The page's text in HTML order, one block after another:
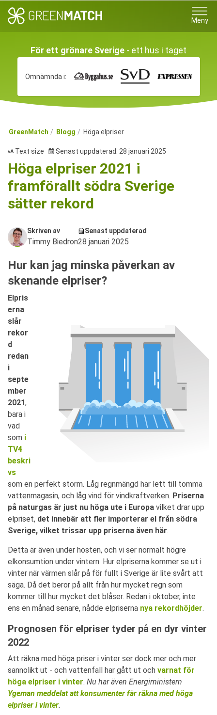
Meny
För ett grönare Sverige - ett hus i taget
Omnämnda i:
GreenMatch Blogg Höga elpriser
Text size Senast uppdaterad: 28 januari 2025
Höga elpriser 2021 i
framförallt södra Sverige
sätter rekord
Skriven av
Timmy Biedron
Senast uppdaterad
28 januari 2025
Hur kan jag minska påverkan av
skenande elpriser?
Elpris
erna
slår
rekor
d
redan
i
septe
mber
2021,
bara i
vad
som i
TV4
beskri
vs
som en perfekt storm. Låg regnmängd har lett till tomma
vattenmagasin, och låg vind för vindkraftverken. Priserna
på naturgas är just nu höga ute i Europa vilket drar upp
elpriset, det innebär att fler importerar el från södra
Sverige, vilket trissar upp priserna även här.
Detta är även under hösten, och vi ser normalt högre
elkonsumtion under vintern. Hur elpriserna kommer se ut i
vinter när värmen slår på för fullt i Sverige är lite svårt att
säga. Då det beror på allt från hur mycket regn som
kommer till hur mycket det blåser. Redan i oktober, inte
ens en månad senare, nådde elpriserna nya rekordhöjder.
Prognosen för elpriser tyder på en dyr vinter
2022
Att räkna med höga priser i vinter ser dock mer och mer
sannolikt ut - och vattenfall har gått ut och varnat för
höga elpriser i vinter. Nu har även Energiministern
Ygeman meddelat att konsumenter får räkna med höga
elpriser i vinter.